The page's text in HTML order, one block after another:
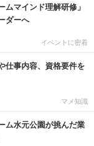
マインド理解研修」
ダーへ
イベントに密着
仕事内容、資格要件を
マメ知識
ム水元公園が挑んだ業